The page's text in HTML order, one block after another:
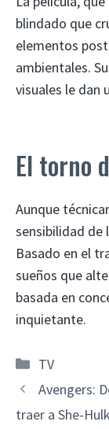
blindado que
elementos
ambientales.
visuales le dan
El torno
Aunque
sensibilidad de
Basado en el
sueños que
basada en
inquietante.
Categorías
TV
Avengers:
traer a She-